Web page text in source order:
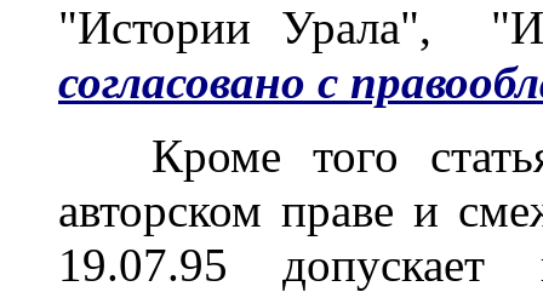
"Истории Урала",
согласовано с
Кроме того
авторском праве и
19.07.95 допускает